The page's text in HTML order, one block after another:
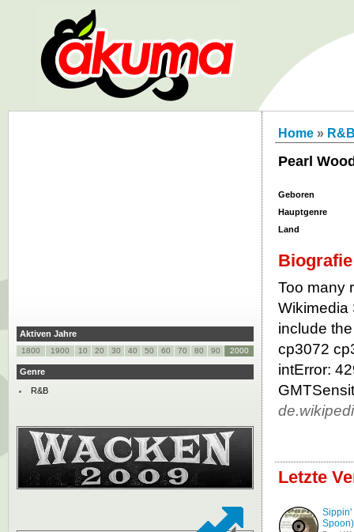
Home »
Pearl
Geboren
Hauptgenre
Land
Biografie
Too many
Wikimedia
include
cp3072
intError:
Letzte
Sippin'
Spoon)
Aktiven Jahre
1800 1900 10 20 30 40 50 60 70 80 90 2000
Genre
R&B